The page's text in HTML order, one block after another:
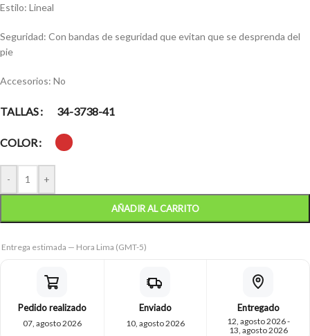
Estilo: Lineal
Seguridad: Con bandas de seguridad que evitan que se desprenda del
pie
Accesorios: No
TALLAS 34-3738-41
COLOR
- +
AÑADIR AL CARRITO
Entrega estimada — Hora Lima (GMT-5)
Pedido realizado
07, agosto 2026
Enviado
10, agosto 2026
Entregado
12, agosto 2026 -
13, agosto 2026